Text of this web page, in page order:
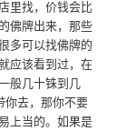
里找，价钱会比
佛牌出来，那些
多可以找佛牌的
应该看到过，在
般几十铢到几
你去，那你不要
上当的。如果是